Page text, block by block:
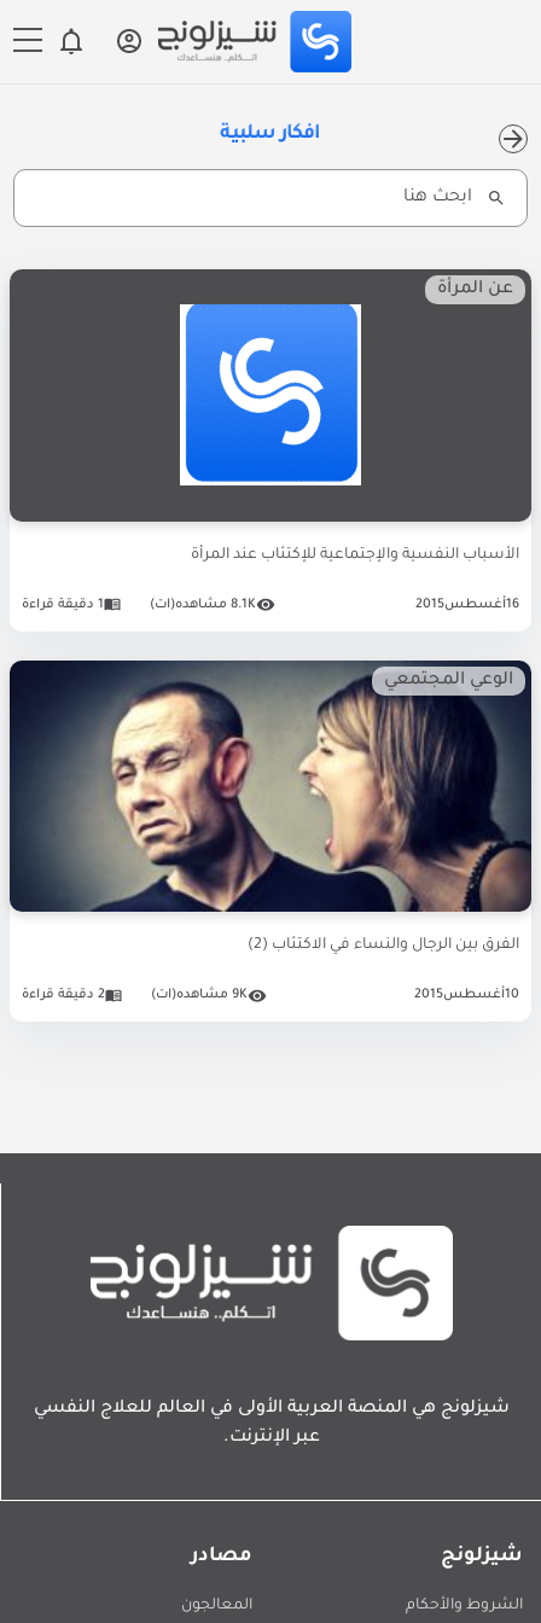
افكار سلبية
Search
عن المرأة
الأسباب النفسية والإجتماعية للإكتئاب عند المرأة
16أغسطس2015 8.1K مشاهده(ات) 1 دقيقة قراءة
الوعي المجتمعي
الفرق بين الرجال والنساء في الاكتئاب (2)
10 أغسطس2015 9K مشاهده(ات) 2 دقيقة قراءة
شيزلونج هي المنصة العربية الأولى في العالم للعلاج النفسي
عبر الإنترنت.
شيزلونج
الشروط والأحكام
مصادر
المعالجون